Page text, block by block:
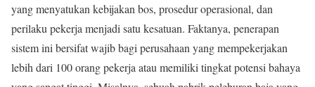
yang menyatukan kebijakan bos, prosedur operasional, dan
perilaku pekerja menjadi satu kesatuan. Faktanya, penerapan
sistem ini bersifat wajib bagi perusahaan yang mempekerjakan
lebih dari 100 orang pekerja atau memiliki tingkat potensi bahaya